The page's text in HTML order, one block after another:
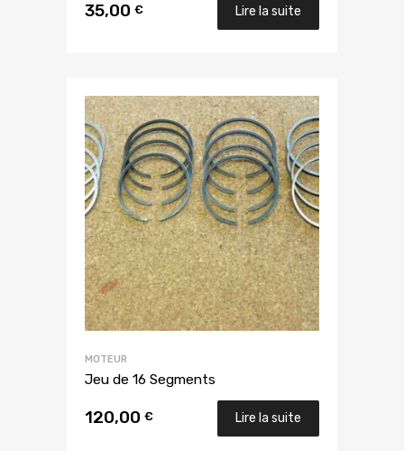
35,00 € Lire la suite
MOTEUR
Jeu de 16 Segments
120,00 € Lire la suite